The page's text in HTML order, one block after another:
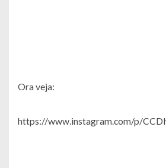
Ora veja:
https://www.instagram.com/p/